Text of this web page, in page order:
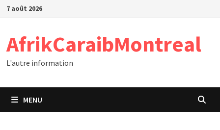
Passer
7 août 2026
AfrikCaraibMontreal
L'autre information
MENU